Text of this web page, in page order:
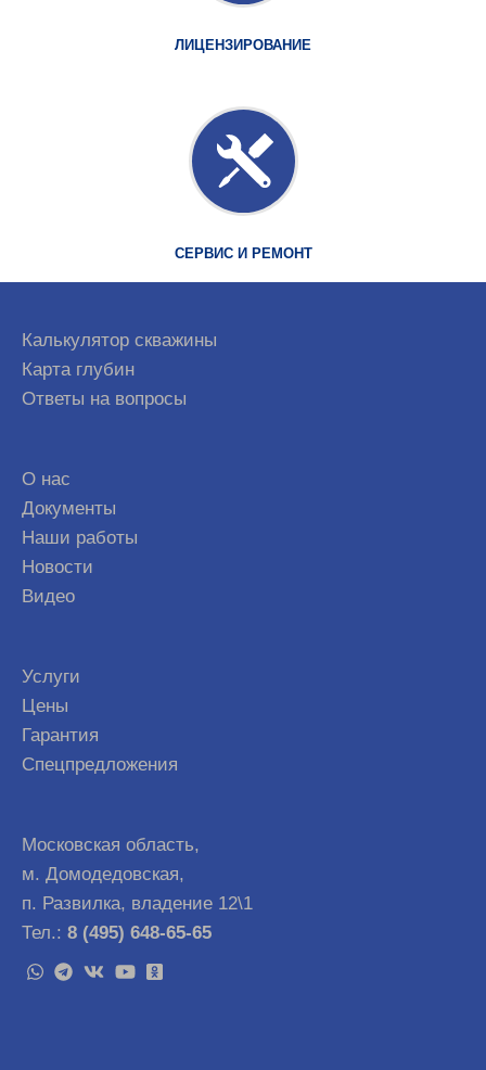
ЛИЦЕНЗИРОВАНИЕ
СЕРВИС И РЕМОНТ
Калькулятор скважины
Карта глубин
Ответы на вопросы
О нас
Документы
Наши работы
Новости
Видео
Услуги
Цены
Гарантия
Спецпредложения
Московская область,
м. Домодедовская,
п. Развилка, владение 12\1
Тел.: 8 (495) 648-65-65